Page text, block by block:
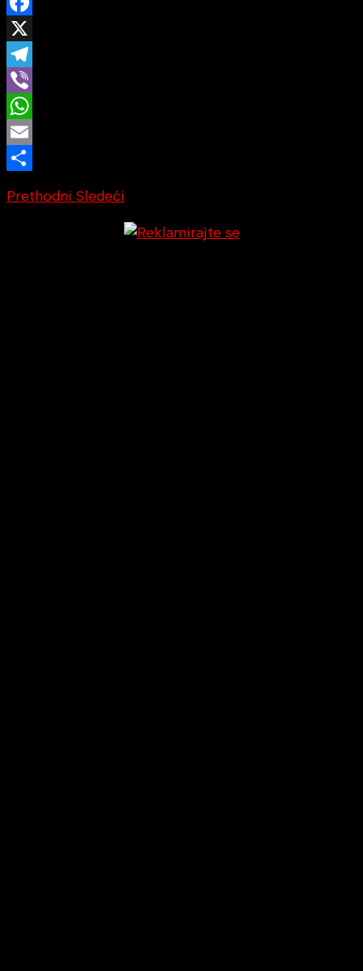
Facebook
X
Telegram
Viber
WhatsApp
Email
Prethodni Sledeći